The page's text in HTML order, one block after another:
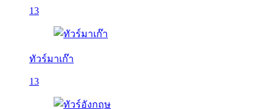
13
ทัวร์มาเก๊า
13